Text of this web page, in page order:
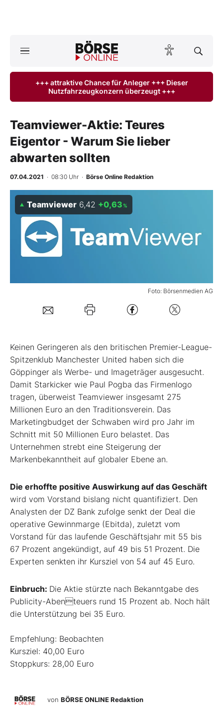
ktuelle Ausgabe BÖRSE ONLINE lesen
Anlageprodukte
Finanz-Check
BO-Musterdepots
Experten
Mein B:O
Folgen Sie uns
Kontakt
+++ attraktive Chance für Anleger +++ Dieser
Nutzfahrzeugkonzern überzeugt +++
Teamviewer-Aktie: Teures
Eigentor - Warum Sie lieber
abwarten sollten
07.04.2021 · 08:30 Uhr · Börse Online Redaktion
Foto: Börsenmedien AG
Teamviewer 6,42 +0,63 %
Keinen Geringeren als den britischen Premier-League-
Spitzenklub Manchester United haben sich die
Göppinger als Werbe- und Imageträger ausgesucht.
Damit Starkicker wie Paul Pogba das Firmenlogo
tragen, überweist Teamviewer insgesamt 275
Millionen Euro an den Traditionsverein. Das
Marketingbudget der Schwaben wird pro Jahr im
Schnitt mit 50 Millionen Euro belastet. Das
Unternehmen strebt eine Steigerung der
Markenbekanntheit auf globaler Ebene an.
Die erhoffte positive Auswirkung auf das Geschäft
wird vom Vorstand bislang nicht quantifiziert. Den
Analysten der DZ Bank zufolge senkt der Deal die
operative Gewinnmarge (Ebitda), zuletzt vom
Vorstand für das laufende Geschäftsjahr mit 55 bis
67 Prozent angekündigt, auf 49 bis 51 Prozent. Die
Experten senkten ihr Kursziel von 54 auf 45 Euro.
Einbruch: Die Aktie stürzte nach Bekanntgabe des
Publicity-Abenteuers rund 15 Prozent ab. Noch hält
die Unterstützung bei 35 Euro.
Empfehlung: Beobachten
Kursziel: 40,00 Euro
Stoppkurs: 28,00 Euro
von BÖRSE ONLINE Redaktion